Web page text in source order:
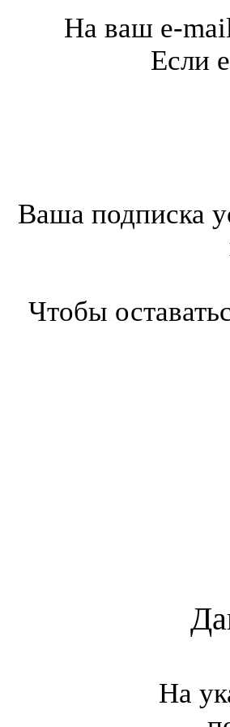
На ваш e-
Если
Ваша подписка
Чтобы
На